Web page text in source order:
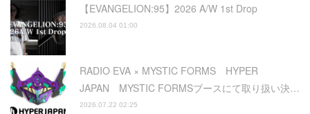
【EVANGELION:95】2026 A/W 1st Drop
2026.08.04 01:00
RADIO EVA × MYSTIC FORMS HYPER
JAPAN MYSTIC FORMSブースにて取り扱い決…
2026.07.22 02:25